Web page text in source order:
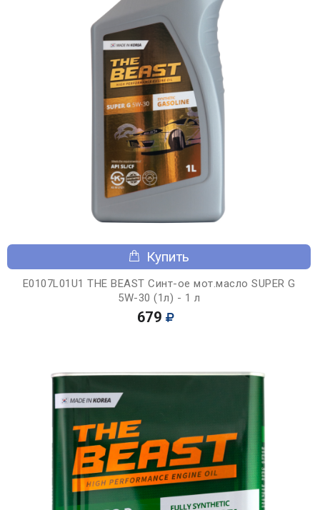
Купить
E0107L01U1 THE BEAST Синт-ое мот.масло SUPER G
5W-30 (1л) - 1 л
679